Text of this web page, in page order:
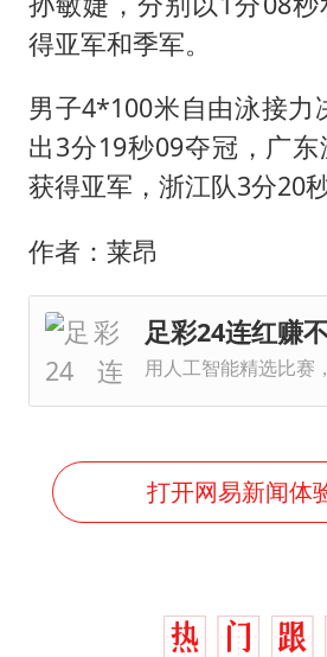
得亚军和季军。
男子4*100米自由泳接力
出3分19秒09夺冠，广
获得亚军，浙江队3分20
作者：莱昂
足彩24连红赚
用人工智能精选比赛
打开网易新闻体